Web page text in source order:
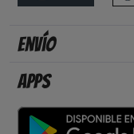
Envío
Apps